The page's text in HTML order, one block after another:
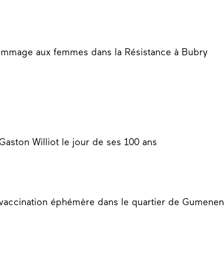
aux femmes dans la Résistance à Bubry
Williot le jour de ses 100 ans
éphémère dans le quartier de Gumenen